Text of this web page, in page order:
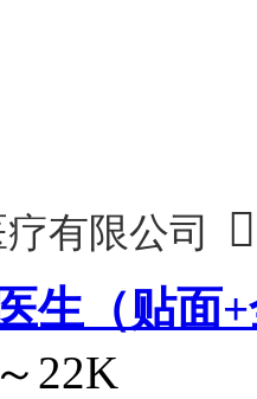
有限公司 
生（贴面
22K